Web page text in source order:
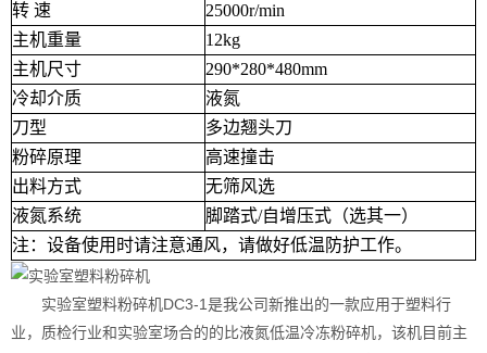
转 速
25000r/min
主机重量
12kg
主机尺寸
290*280*480mm
冷却介质
液氮
刀型
多边翘头刀
粉碎原理
高速撞击
出料方式
无筛风选
液氮系统
脚踏式/自增压式（选其一）
注：设备使用时请注意通风，请做好低温防护工作。
实验室塑料粉碎机DC3-1是我公司新推出的一款应用于塑料行
业，质检行业和实验室场合的的比液氮低温冷冻粉碎机，该机目前主